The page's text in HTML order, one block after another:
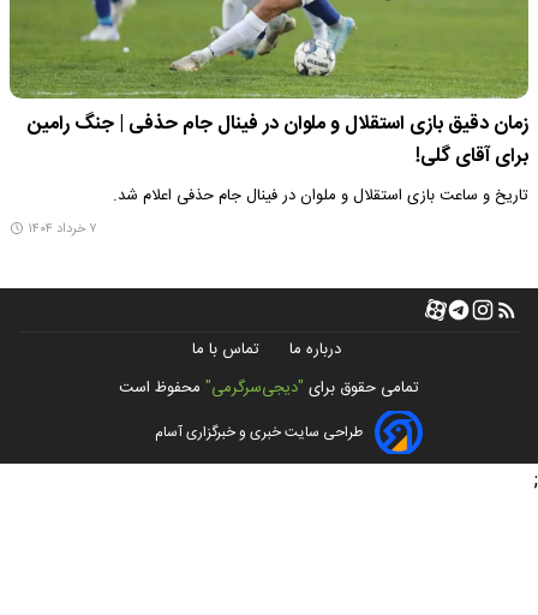
زمان دقیق بازی استقلال و ملوان در فینال جام حذفی | جنگ رامین
برای آقای گلی!
تاریخ و ساعت بازی استقلال و ملوان در فینال جام حذفی اعلام شد.
۷ خرداد ۱۴۰۴
درباره ما
تماس با ما
تمامی حقوق برای "دیجی‌سرگرمی" محفوظ است
طراحی سایت خبری و خبرگزاری آسام
;